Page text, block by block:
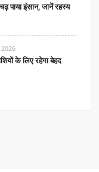
पाया इंसान, जानें रहस्य
के लिए रहेगा बेहद